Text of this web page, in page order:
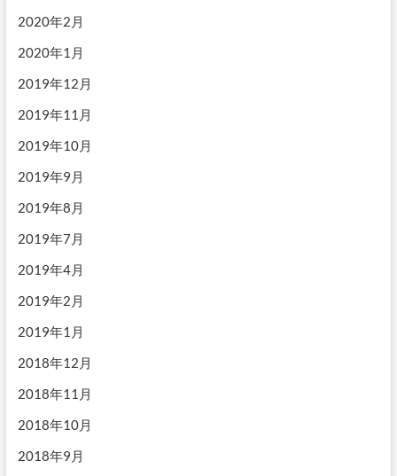
2020年2月
2020年1月
2019年12月
2019年11月
2019年10月
2019年9月
2019年8月
2019年7月
2019年4月
2019年2月
2019年1月
2018年12月
2018年11月
2018年10月
2018年9月